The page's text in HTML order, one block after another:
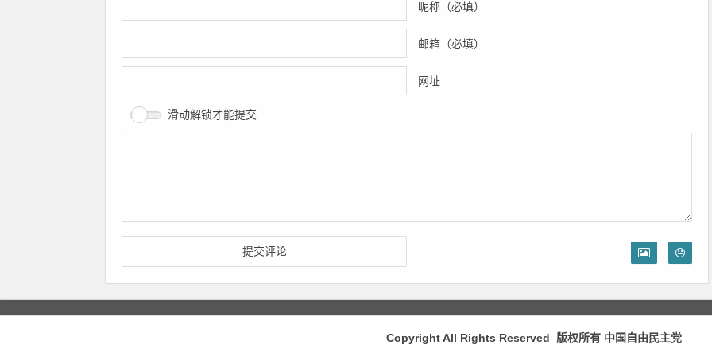
昵称（必填）
邮箱（必填）
网址
滑动解锁才能提交
Copyright All Rights Reserved 版权所有 中国自由民主党